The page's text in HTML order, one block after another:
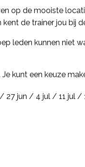
op de mooiste
de trainer jou bij
leden kunnen niet
kunt een keuze
27 jun / 4 jul / 11 jul /